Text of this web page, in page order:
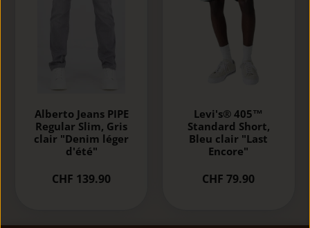
Alberto Jeans PIPE
Regular Slim, Gris
clair "Denim léger
d'été"
CHF 139.90
Levi's® 405™
Standard Short,
Bleu clair "Last
Encore"
CHF 79.90